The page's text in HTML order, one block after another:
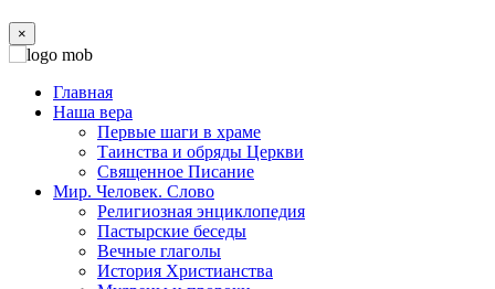
×
Главная
Наша вера
Первые шаги в храме
Таинства и обряды Церкви
Священное Писание
Мир. Человек. Слово
Религиозная энциклопедия
Пастырские беседы
Вечные глаголы
История Христианства